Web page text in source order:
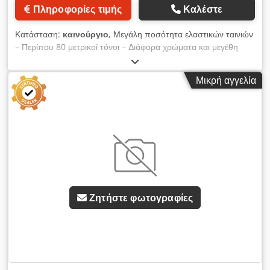
Πληροφορίες τιμής Καλέστε
Κατάσταση: καινούργιο, Μεγάλη ποσότητα ελαστικών ταινιών
– Περίπου 80 μετρικοί τόνοι – Διάφορα χρώματα και μεγέθη
Προσφέρουμε μια μεγάλη ποσότητα ελαστικών ταινιών υψηλής
ποιότητας, διαθέσιμων άμεσα, ως αποτέλεσμα εξαγοράς μιας
εταιρείας. Λεπτομέρειες προϊόντος * Συνολική ποσότητα:
περίπου 80 μετρικοί τόνοι * Διατίθεται σε διάφορα χρώματα: *
Λευκό * Μαύρο * Κίτρινο * Μπλε * Ροζ * Διατίθενται και άλλα
σε ρολά/καρούλια και σε κομμένα ελαστικά κορδόνια *
Καινούργια, αχρησιμοποίητα, αποθηκευμένα στην αρχική
συσκευασία * Μεγάλη ποσότητα σε παλέτες * Έτοιμα για
άμεση παράδοση Εφαρμογές Cedpfx Aozp D Eyolterf
Κατάλληλα για ένα ευρύ φάσμα βιομηχανιών, όπως: *
Κατασκευή ενδυμάτων και ρούχων * Εσώρουχα και λευκά είδη
* Αθλητικά ρούχα * Ιατρικά και υγειονομικά υφάσματα *
ποσότητας * Διατίθενται και μερικές ποσότητες κατόπιν
Μικρή αγγελία
Ζητήστε φωτογραφίες